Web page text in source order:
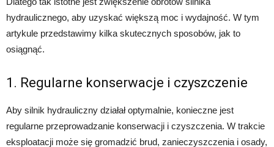
hydraulicznego, aby uzyskać większą moc i wydajność. W tym
artykule przedstawimy kilka skutecznych sposobów, jak to
osiągnąć.
1. Regularne konserwacje i czyszczenie
Aby silnik hydrauliczny działał optymalnie, konieczne jest
regularne przeprowadzanie konserwacji i czyszczenia. W trakcie
eksploatacji może się gromadzić brud, zanieczyszczenia i osady,